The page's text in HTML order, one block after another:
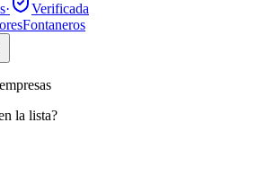
·
Verificada
Fontaneros
empresas
la lista?